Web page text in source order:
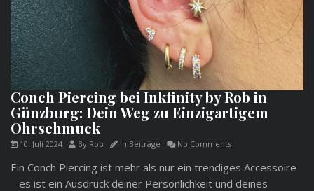
Conch Piercing bei Inkfinity by Rob in
Günzburg: Dein Weg zu Einzigartigem
Ohrschmuck
10. Juli 2024 By Rob In Beiträge No Comments
Ein Conch Piercing ist mehr als nur ein trendiges Accessoire
– es ist ein Ausdruck deiner Persönlichkeit und deines